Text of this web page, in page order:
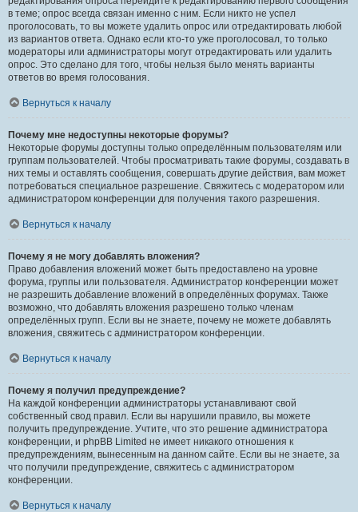
в теме; опрос всегда связан именно с ним. Если никто не успел
проголосовать, то вы можете удалить опрос или отредактировать любой
из вариантов ответа. Однако если кто-то уже проголосовал, то только
модераторы или администраторы могут отредактировать или удалить
опрос. Это сделано для того, чтобы нельзя было менять варианты
ответов во время голосования.
Вернуться к началу
Почему мне недоступны некоторые форумы?
Некоторые форумы доступны только определённым пользователям или
группам пользователей. Чтобы просматривать такие форумы, создавать в
них темы и оставлять сообщения, совершать другие действия, вам может
потребоваться специальное разрешение. Свяжитесь с модератором или
администратором конференции для получения такого разрешения.
Вернуться к началу
Почему я не могу добавлять вложения?
Право добавления вложений может быть предоставлено на уровне
форума, группы или пользователя. Администратор конференции может
не разрешить добавление вложений в определённых форумах. Также
возможно, что добавлять вложения разрешено только членам
определённых групп. Если вы не знаете, почему не можете добавлять
вложения, свяжитесь с администратором конференции.
Вернуться к началу
Почему я получил предупреждение?
На каждой конференции администраторы устанавливают свой
собственный свод правил. Если вы нарушили правило, вы можете
получить предупреждение. Учтите, что это решение администратора
конференции, и phpBB Limited не имеет никакого отношения к
предупреждениям, вынесенным на данном сайте. Если вы не знаете, за
что получили предупреждение, свяжитесь с администратором
конференции.
Вернуться к началу